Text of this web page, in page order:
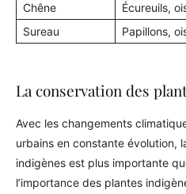
Chêne
Écureuils,
Sureau
Papillons,
La conservation des
Avec les changements
urbains en constante évolution,
indigènes est plus importante
l’importance des plantes